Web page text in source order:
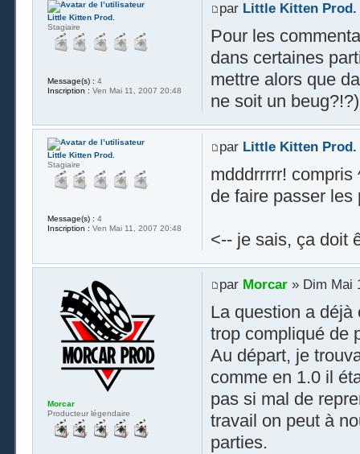
par Little Kitten Prod.
Pour les
dans certaines
mettre alors que
ne soit un beug?!?)
Little Kitten Prod.
Stagiaire
Message(s) : 4
Inscription : Ven Mai 11, 2007 20:48
par Little Kitten Prod.
mdddrrrrr!
de faire passer les
<-- je sais, ça doit
Little Kitten Prod.
Stagiaire
Message(s) : 4
Inscription : Ven Mai 11, 2007 20:48
par Morcar» Dim Mai
La question a
trop compliqué de
Au départ, je
comme en 1.0 il
pas si mal de
travail on peut à
parties.
Morcar
Producteur légendaire